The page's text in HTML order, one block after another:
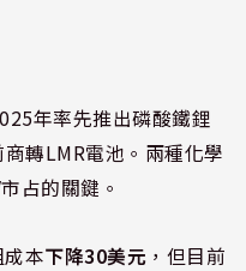
年率先推出磷酸鐵鋰
轉LMR電池。兩種化學
占的關鍵。
本下降30美元 ，但目前